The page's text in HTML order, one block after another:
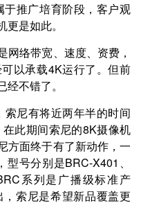
推广培育阶段，客户观
是如此。
网络带宽、速度、资费，
以承载4K运行了。但前
不错了。
尼有将近两年半的时间
此期间索尼的8K摄像机
方面终于有了新动作，一
号分别是BRC-X401、
系列是广播级标准产
索尼是希望新品覆盖更